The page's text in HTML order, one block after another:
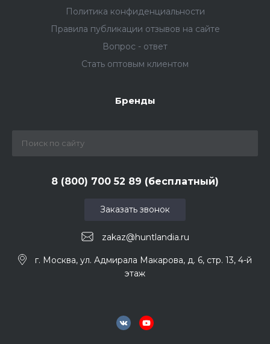
Политика конфиденциальности
Правила публикации отзывов на сайте
Вопрос - ответ
Стать оптовым клиентом
Бренды
8 (800) 700 52 89 (бесплатный)
zakaz@huntlandia.ru
Заказать звонок
г. Москва, ул. Адмирала Макарова, д. 6, стр. 13, 4-й
этаж